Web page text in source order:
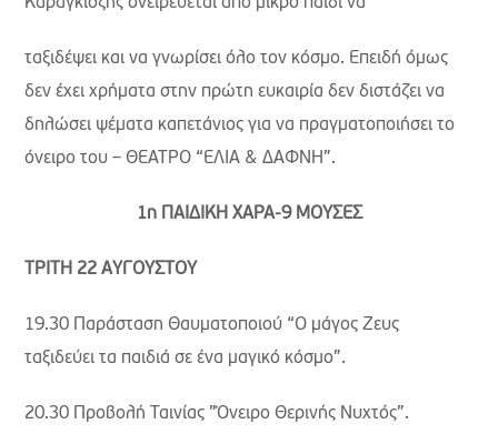
ταξιδέψει και να γνωρίσει όλο τον κόσμο. Επειδή όμως
δεν έχει χρήματα στην πρώτη ευκαιρία δεν διστάζει να
δηλώσει ψέματα καπετάνιος για να πραγματοποιήσει το
όνειρο του – ΘΕΑΤΡΟ “ΕΛΙΑ & ΔΑΦΝΗ”.
1η ΠΑΙΔΙΚΗ ΧΑΡΑ-9 ΜΟΥΣΕΣ
ΤΡΙΤΗ 22 ΑΥΓΟΥΣΤΟΥ
19.30 Παράσταση Θαυματοποιού “Ο μάγος Ζευς
ταξιδεύει τα παιδιά σε ένα μαγικό κόσμο”.
20.30 Προβολή Ταινίας ”Όνειρο Θερινής Νυχτός”.